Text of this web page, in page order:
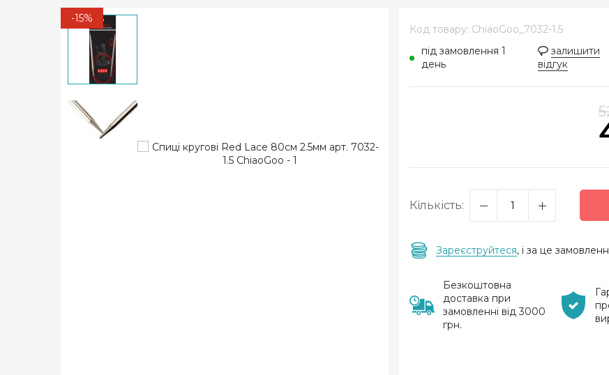
-15%
Код товару: ChiaoGoo_7032-1.5
під замовлення 1
день
залишити
відгук
Кількість:
Зареєструйтеся, і за це
Безкоштовна
доставка при
замовленні від 3000
грн.